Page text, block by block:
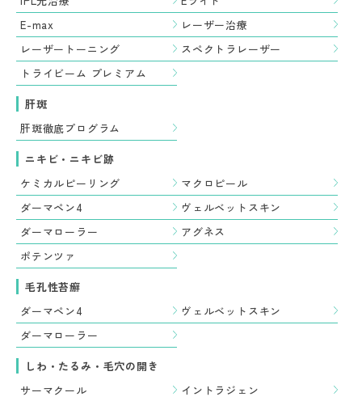
E-max
レーザー治療
レーザートーニング
スペクトラレーザー
トライビーム プレミアム
肝斑
肝斑徹底プログラム
ニキビ・ニキビ跡
ケミカルピーリング
マクロピール
ダーマペン4
ヴェルベットスキン
ダーマローラー
アグネス
ポテンツァ
毛孔性苔癬
ダーマペン4
ヴェルベットスキン
ダーマローラー
しわ・たるみ・毛穴の開き
サーマクール
イントラジェン